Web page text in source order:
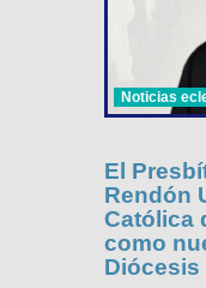
Noticias
El
Rendón
Católica
como
Diócesis